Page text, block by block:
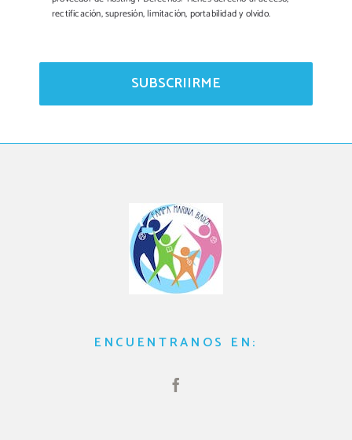
rectificación, supresión, limitación, portabilidad y olvido.
SUBSCRIIRME
ENCUENTRANOS EN: